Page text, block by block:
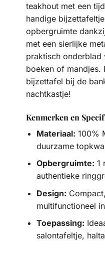
teakhout met een
handige
opbergruimte
met een sierlijke
praktisch
boeken of mandjes.
bijzettafel bij de
nachtkastje!
Kenmerken en
Materiaal: 100%
duurzame
Opbergruimte: 1
authentieke
Design:
multifunctioneel
Toepassing:
salontafeltje,